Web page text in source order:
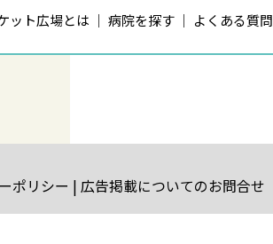
ット広場とは 病院を探す よくある質問
ポリシー 広告掲載についてのお問合せ